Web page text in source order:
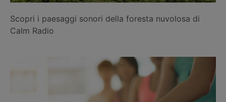
Scopri i paesaggi sonori della foresta nuvolosa di
Calm Radio